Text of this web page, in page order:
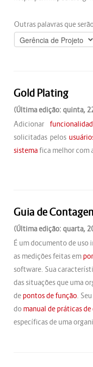
Outras palavras que
Gold Plating
(Última edição: quinta,
Adicionar
solicitadas pelos
sistemafica melhor com
Guia de
(Última edição: quarta,
É um documento de uso
as medições feitas em
software. Sua
das situações que uma
de pontos de função.
do manual de práticas
específicas de uma